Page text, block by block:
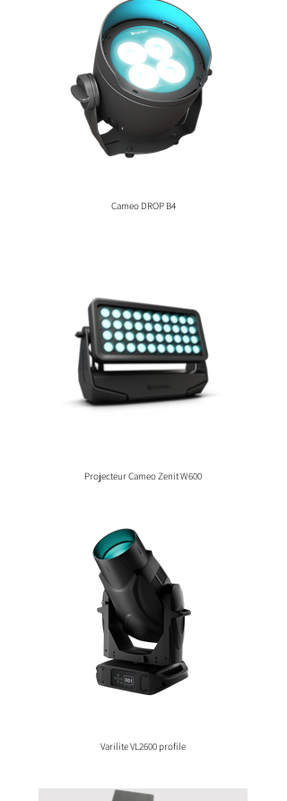
Cameo DROP B4
Projecteur Cameo Zenit W600
Varilite VL2600 profile